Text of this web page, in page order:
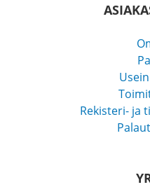
Rekisteri- ja